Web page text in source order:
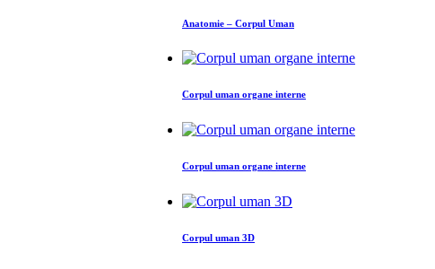
Anatomie – Corpul Uman
Corpul uman organe interne
Corpul uman organe interne
Corpul uman 3D